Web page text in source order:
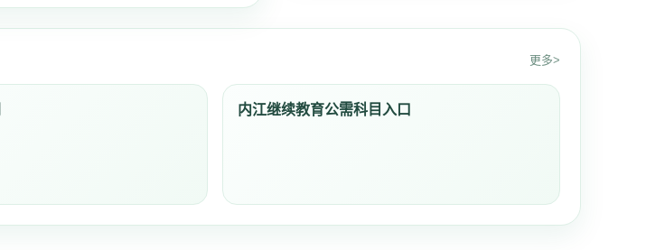
更多>
内江继续教育公需科目入口